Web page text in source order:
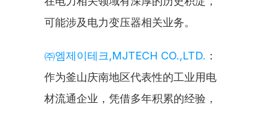
可能涉及电力变压器相关业务。
㈜엠제이테크,MJTECH CO.,LTD. ：
作为釜山庆南地区代表性的工业用电
材流通企业，凭借多年积累的经验，